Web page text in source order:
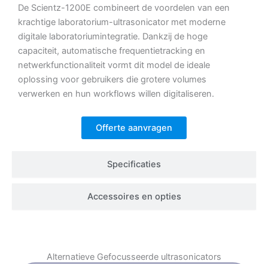
Specificaties
Accessoires en opties
De Scientz-1200E combineert de voordelen van een
krachtige laboratorium-ultrasonicator met moderne
digitale laboratoriumintegratie. Dankzij de hoge
capaciteit, automatische frequentietracking en
netwerkfunctionaliteit vormt dit model de ideale
oplossing voor gebruikers die grotere volumes
verwerken en hun workflows willen digitaliseren.
Offerte aanvragen
Alternatieve Gefocusseerde ultrasonicators